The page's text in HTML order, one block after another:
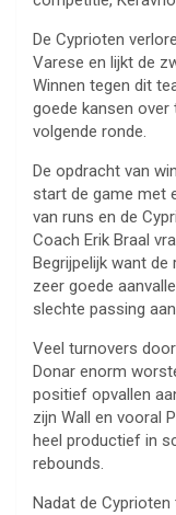
De Cyprioten
Varese en lijkt de
Winnen tegen dit
goede kansen
volgende ronde.
De opdracht van
start de game met
van runs en de
Coach Erik Braal
Begrijpelijk want
zeer goede
slechte passing
Veel turnovers
Donar enorm
positief opvallen
zijn Wall en vooral
heel productief in
rebounds.
Nadat de